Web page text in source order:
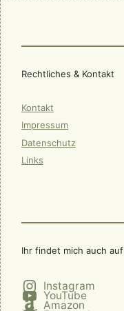
Rechtliches & Kontakt
Kontakt
Impressum
Datenschutz
Links
Ihr findet mich auch auf
Instagram
YouTube
Amazon